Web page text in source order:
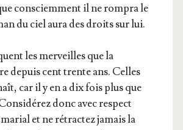
consciem­ment il ne rom­pra le
du ciel aura des droits sur lui.
les mer­veilles que la
depuis cent trente ans. Celles
car il y en a dix fois plus que
donc avec res­pect
et ne rétrac­tez jamais la